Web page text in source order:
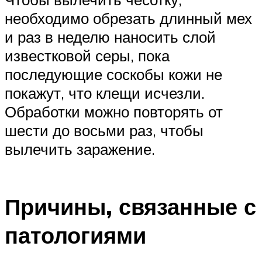
необходимо обрезать длинный мех
и раз в неделю наносить слой
известковой серы, пока
последующие соскобы кожи не
покажут, что клещи исчезли.
Обработки можно повторять от
шести до восьми раз, чтобы
вылечить заражение.
Причины, связанные с
патологиями